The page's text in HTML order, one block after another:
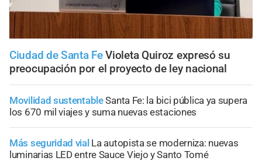
Ciudad de Santa Fe Violeta Quiroz expresó su
preocupación por el proyecto de ley nacional
Movilidad sustentableSanta Fe: la bici pública ya supera
los 670 mil viajes y suma nuevas estaciones
Más seguridad vial La autopista se moderniza: nuevas
luminarias LED entre Sauce Viejo y Santo Tomé